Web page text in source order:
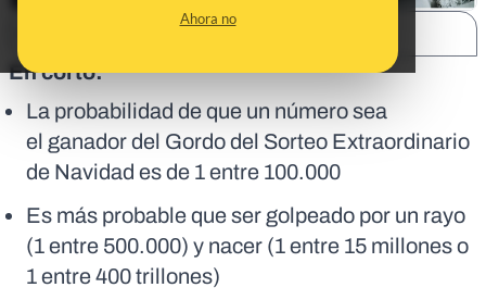
Ahora no
En corto:
La probabilidad de que un número sea
el ganador del Gordo del Sorteo Extraordinario
de Navidad es de 1 entre 100.000
Es más probable que ser golpeado por un rayo
(1 entre 500.000) y nacer (1 entre 15 millones o
1 entre 400 trillones)